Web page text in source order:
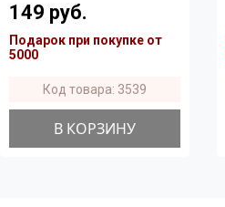
149 руб.
Подарок при покупке от
5000
Код товара: 3539
В КОРЗИНУ